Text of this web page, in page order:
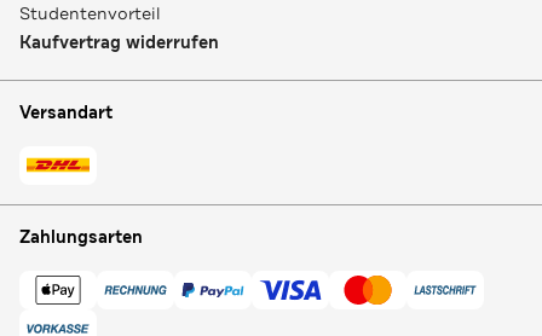
Studentenvorteil
Kaufvertrag widerrufen
Versandart
Zahlungsarten